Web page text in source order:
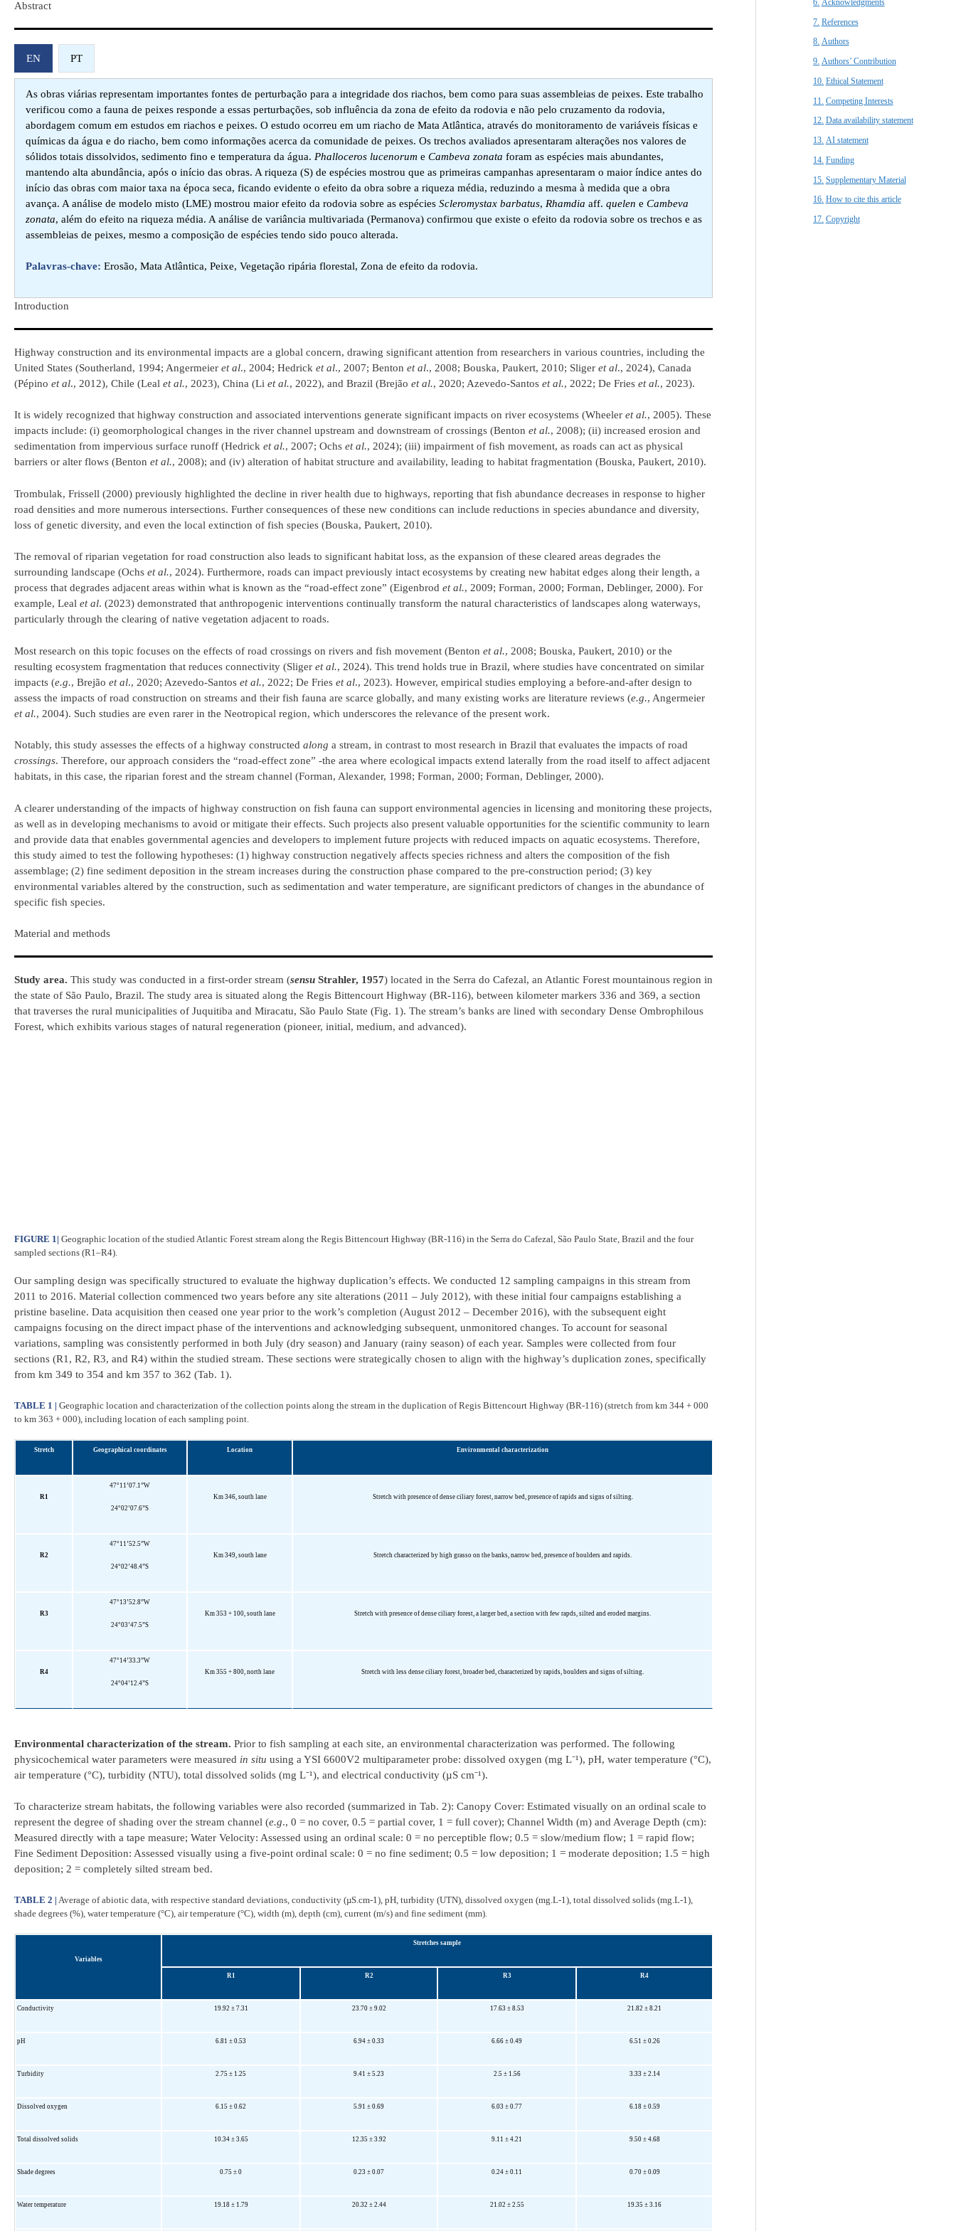
Abstract​
EN PT
As obras viárias representam importantes fontes de perturbação para a integridade dos riachos, bem como para suas assembleias de peixes. Este trabalho
verificou como a fauna de peixes responde a essas perturbações, sob influência da zona de efeito da rodovia e não pelo cruzamento da rodovia,
abordagem comum em estudos em riachos e peixes. O estudo ocorreu em um riacho de Mata Atlântica, através do monitoramento de variáveis físicas e
químicas da água e do riacho, bem como informações acerca da comunidade de peixes. Os trechos avaliados apresentaram alterações nos valores de
sólidos totais dissolvidos, sedimento fino e temperatura da água. Phalloceros lucenorum e Cambeva zonata foram as espécies mais abundantes,
mantendo alta abundância, após o início das obras. A riqueza (S) de espécies mostrou que as primeiras campanhas apresentaram o maior índice antes do
início das obras com maior taxa na época seca, ficando evidente o efeito da obra sobre a riqueza média, reduzindo a mesma à medida que a obra
avança. A análise de modelo misto (LME) mostrou maior efeito da rodovia sobre as espécies Scleromystax barbatus, Rhamdia aff. quelen e Cambeva
zonata, além do efeito na riqueza média. A análise de variância multivariada (Permanova) confirmou que existe o efeito da rodovia sobre os trechos e as
assembleias de peixes, mesmo a composição de espécies tendo sido pouco alterada.
Palavras-chave: Erosão, Mata Atlântica, Peixe, Vegetação ripária florestal, Zona de efeito da rodovia.
Introduction​
Highway construction and its environmental impacts are a global concern, drawing significant attention from researchers in various countries, including the
United States (Southerland, 1994; Angermeier et al., 2004; Hedrick et al., 2007; Benton et al., 2008; Bouska, Paukert, 2010; Sliger et al., 2024), Canada
(Pépino et al., 2012), Chile (Leal et al., 2023), China (Li et al., 2022), and Brazil (Brejão et al., 2020; Azevedo-Santos et al., 2022; De Fries et al., 2023).
It is widely recognized that highway construction and associated interventions generate significant impacts on river ecosystems (Wheeler et al., 2005). These
impacts include: (i) geomorphological changes in the river channel upstream and downstream of crossings (Benton et al., 2008); (ii) increased erosion and
sedimentation from impervious surface runoff (Hedrick et al., 2007; Ochs et al., 2024); (iii) impairment of fish movement, as roads can act as physical
barriers or alter flows (Benton et al., 2008); and (iv) alteration of habitat structure and availability, leading to habitat fragmentation (Bouska, Paukert, 2010).
Trombulak, Frissell (2000) previously highlighted the decline in river health due to highways, reporting that fish abundance decreases in response to higher
road densities and more numerous intersections. Further consequences of these new conditions can include reductions in species abundance and diversity,
loss of genetic diversity, and even the local extinction of fish species (Bouska, Paukert, 2010).
The removal of riparian vegetation for road construction also leads to significant habitat loss, as the expansion of these cleared areas degrades the
surrounding landscape (Ochs et al., 2024). Furthermore, roads can impact previously intact ecosystems by creating new habitat edges along their length, a
process that degrades adjacent areas within what is known as the “road-effect zone” (Eigenbrod et al., 2009; Forman, 2000; Forman, Deblinger, 2000). For
example, Leal et al. (2023) demonstrated that anthropogenic interventions continually transform the natural characteristics of landscapes along waterways,
particularly through the clearing of native vegetation adjacent to roads.
Most research on this topic focuses on the effects of road crossings on rivers and fish movement (Benton et al., 2008; Bouska, Paukert, 2010) or the
resulting ecosystem fragmentation that reduces connectivity (Sliger et al., 2024). This trend holds true in Brazil, where studies have concentrated on similar
impacts (e.g., Brejão et al., 2020; Azevedo-Santos et al., 2022; De Fries et al., 2023). However, empirical studies employing a before-and-after design to
assess the impacts of road construction on streams and their fish fauna are scarce globally, and many existing works are literature reviews (e.g., Angermeier
et al., 2004). Such studies are even rarer in the Neotropical region, which underscores the relevance of the present work.
Notably, this study assesses the effects of a highway constructed along a stream, in contrast to most research in Brazil that evaluates the impacts of road
crossings. Therefore, our approach considers the “road-effect zone” -the area where ecological impacts extend laterally from the road itself to affect adjacent
habitats, in this case, the riparian forest and the stream channel (Forman, Alexander, 1998; Forman, 2000; Forman, Deblinger, 2000).
A clearer understanding of the impacts of highway construction on fish fauna can support environmental agencies in licensing and monitoring these projects,
as well as in developing mechanisms to avoid or mitigate their effects. Such projects also present valuable opportunities for the scientific community to learn
and provide data that enables governmental agencies and developers to implement future projects with reduced impacts on aquatic ecosystems. Therefore,
this study aimed to test the following hypotheses: (1) highway construction negatively affects species richness and alters the composition of the fish
assemblage; (2) fine sediment deposition in the stream increases during the construction phase compared to the pre-construction period; (3) key
environmental variables altered by the construction, such as sedimentation and water temperature, are significant predictors of changes in the abundance of
specific fish species.
Material and methods
Study area. This study was conducted in a first-order stream (sensu Strahler, 1957) located in the Serra do Cafezal, an Atlantic Forest mountainous region in
the state of São Paulo, Brazil. The study area is situated along the Regis Bittencourt Highway (BR-116), between kilometer markers 336 and 369, a section
that traverses the rural municipalities of Juquitiba and Miracatu, São Paulo State (Fig. 1). The stream’s banks are lined with secondary Dense Ombrophilous
Forest, which exhibits various stages of natural regeneration (pioneer, initial, medium, and advanced).
FIGURE 1 | Geographic location of the studied Atlantic Forest stream along the Regis Bittencourt Highway (BR-116) in the Serra do Cafezal, São Paulo State, Brazil and the four
sampled sections (R1–R4).
Our sampling design was specifically structured to evaluate the highway duplication’s effects. We conducted 12 sampling campaigns in this stream from
2011 to 2016. Material collection commenced two years before any site alterations (2011 – July 2012), with these initial four campaigns establishing a
pristine baseline. Data acquisition then ceased one year prior to the work’s completion (August 2012 – December 2016), with the subsequent eight
campaigns focusing on the direct impact phase of the interventions and acknowledging subsequent, unmonitored changes. To account for seasonal
variations, sampling was consistently performed in both July (dry season) and January (rainy season) of each year. Samples were collected from four
sections (R1, R2, R3, and R4) within the studied stream. These sections were strategically chosen to align with the highway’s duplication zones, specifically
from km 349 to 354 and km 357 to 362 (Tab. 1).
TABLE 1 | Geographic location and characterization of the collection points along the stream in the duplication of Regis Bittencourt Highway (BR-116) (stretch from km 344 + 000
to km 363 + 000), including location of each sampling point.
Stretch Geographical coordinates Location Environmental characterization
R1
47°11’07.1”W
24°02’07.6”S
Km 346, south lane Stretch with presence of dense ciliary forest, narrow bed, presence of rapids and signs of silting.
R2
47°11’52.5”W
24°02’48.4”S
Km 349, south lane Stretch characterized by high grasso on the banks, narrow bed, presence of boulders and rapids.
R3
47°13’52.8”W
24°03’47.5”S
Km 353 + 100, south lane Stretch with presence of dense ciliary forest, a larger bed, a section with few rapds, silted and eroded margins.
R4
47°14’33.3”W
24°04’12.4”S
Km 355 + 800, north lane Stretch with less dense ciliary forest, broader bed, characterized by rapids, boulders and signs of silting.
Environmental characterization of the stream. Prior to fish sampling at each site, an environmental characterization was performed. The following
physicochemical water parameters were measured in situ using a YSI 6600V2 multiparameter probe: dissolved oxygen (mg L⁻¹), pH, water temperature (°C),
air temperature (°C), turbidity (NTU), total dissolved solids (mg L⁻¹), and electrical conductivity (µS cm⁻¹).
To characterize stream habitats, the following variables were also recorded (summarized in Tab. 2): Canopy Cover: Estimated visually on an ordinal scale to
represent the degree of shading over the stream channel (e.g., 0 = no cover, 0.5 = partial cover, 1 = full cover); Channel Width (m) and Average Depth (cm):
Measured directly with a tape measure; Water Velocity: Assessed using an ordinal scale: 0 = no perceptible flow; 0.5 = slow/medium flow; 1 = rapid flow;
Fine Sediment Deposition: Assessed visually using a five-point ordinal scale: 0 = no fine sediment; 0.5 = low deposition; 1 = moderate deposition; 1.5 = high
deposition; 2 = completely silted stream bed.
TABLE 2 | Average of abiotic data, with respective standard deviations, conductivity (µS.cm-1), pH, turbidity (UTN), dissolved oxygen (mg.L-1), total dissolved solids (mg.L-1),
shade degrees (%), water temperature (°C), air temperature (°C), width (m), depth (cm), current (m/s) and fine sediment (mm).
Variables
Stretches sample
R1 R2 R3 R4
Conductivity 19.92 ± 7.31 23.70 ± 9.02 17.63 ± 8.53 21.82 ± 8.21
pH 6.81 ± 0.53 6.94 ± 0.33 6.66 ± 0.49 6.51 ± 0.26
Turbidity 2.75 ± 1.25 9.41 ± 5.23 2.5 ± 1.56 3.33 ± 2.14
Dissolved oxygen 6.15 ± 0.62 5.91 ± 0.69 6.03 ± 0.77 6.18 ± 0.59
Total dissolved solids 10.34 ± 3.65 12.35 ± 3.92 9.11 ± 4.21 9.50 ± 4.68
Shade degrees 0.75 ± 0 0.23 ± 0.07 0.24 ± 0.11 0.70 ± 0.09
Water temperature 19.18 ± 1.79 20.32 ± 2.44 21.02 ± 2.55 19.35 ± 3.16
References​
Authors
Authors’ Contribution
Ethical Statement​
Competing Interests
Data availability statement
AI statement
Funding
Supplementary Material
How to cite this article
Copyright​